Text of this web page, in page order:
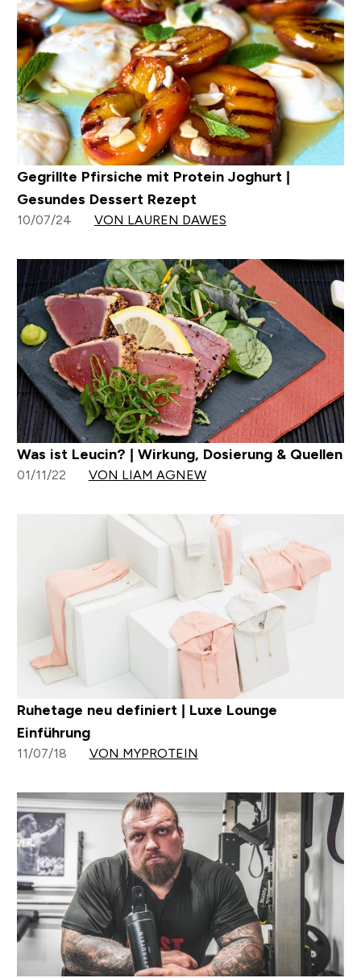
Gegrillte Pfirsiche mit Protein Joghurt |
Gesundes Dessert Rezept
10/07/24 VON LAUREN DAWES
Was ist Leucin? | Wirkung, Dosierung & Quellen
01/11/22 VON LIAM AGNEW
Ruhetage neu definiert | Luxe Lounge
Einführung
11/07/18 VON MYPROTEIN